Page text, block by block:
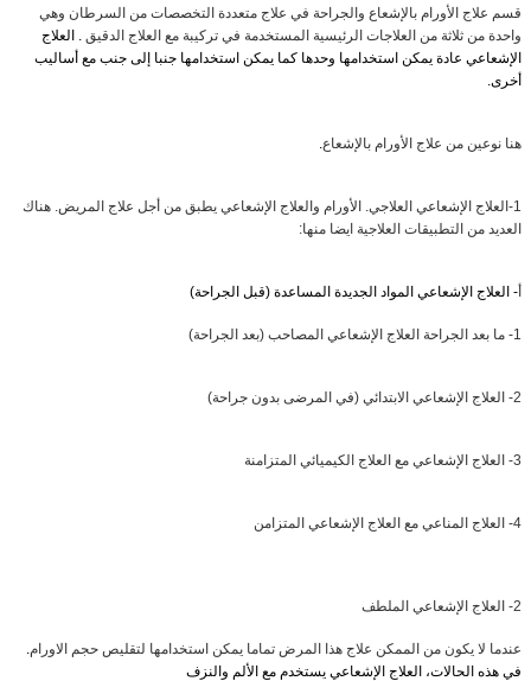
قسم علاج الأورام بالإشعاع والجراحة في علاج متعددة التخصصات من السرطان وهي
واحدة من ثلاثة من العلاجات الرئيسية المستخدمة في تركيبة مع العلاج الدقيق
العلاج
الإشعاعي عادة يمكن استخدامها وحدها كما يمكن استخدامها جنبا إلى جنب مع أساليب
أخرى
هنا نوعين من علاج الأورام بالإشعاع
1- العلاج الإشعاعي العلاجي الأورام والعلاج الإشعاعي يطبق من أجل علاج المريض هناك
العديد من التطبيقات العلاجية ايضا منها:
أ- العلاج الإشعاعي المواد الجديدة المساعدة (قبل الجراحة)
1- ما بعد الجراحة العلاج الإشعاعي المصاحب (بعد الجراحة)
2- العلاج الإشعاعي الابتدائي (في المرضى بدون جراحة)
3- العلاج الإشعاعي مع العلاج الكيميائي المتزامنة
4- العلاج المناعي مع العلاج الإشعاعي المتزامن
2- العلاج الإشعاعي الملطف
عندما لا يكون من الممكن علاج هذا المرض تماما يمكن استخدامها لتقليص حجم الاورام
في هذه الحالات، العلاج الإشعاعي يستخدم مع الألم والنزف